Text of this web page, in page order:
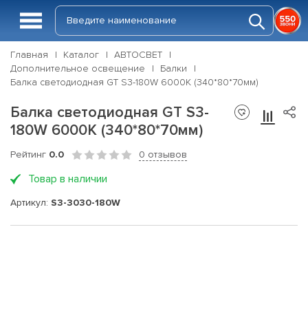
Главная Каталог
АВТОСВЕТ
Дополнительное освещение
Балки
Балка светодиодная GT S3-180W 6000K (340*80*70мм)
Балка светодиодная GT S3-
180W 6000K (340*80*70мм)
Рейтинг 0.0 0 отзывов
Товар в наличии
Артикул: S3-3030-180W